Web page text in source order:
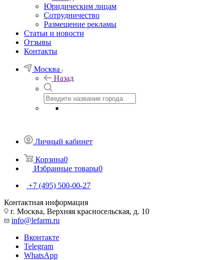
Юридическим лицам
Сотрудничество
Размещение рекламы
Статьи и новости
Отзывы
Контакты
Москва
Назад
Личный кабинет
Корзина0
Избранные товары0
+7 (495) 500-00-27
Контактная информация
г. Москва, Верхняя красносельская, д. 10
info@lefarm.ru
Вконтакте
Telegram
WhatsApp